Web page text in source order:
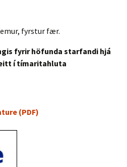
fyrstur fær.
fyrir höfunda starfandi hjá
í tímaritahluta
(PDF)